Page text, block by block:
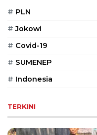
# PLN
# Jokowi
# Covid-19
# SUMENEP
# Indonesia
TERKINI